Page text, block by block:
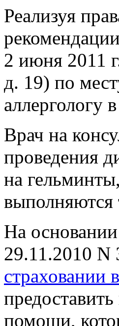
Реализуя
2 июня 2011
д. 19) по
аллергологу
Врач на
проведения
на
выполняются
На
29.11.2010
страховании
помощи,